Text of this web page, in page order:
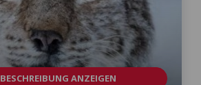
BESCHREIBUNG ANZEIGEN